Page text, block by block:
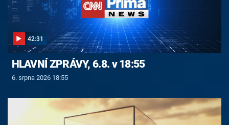
42:31
HLAVNÍ ZPRÁVY, 6.8. v 18:55
6. srpna 2026 18:55